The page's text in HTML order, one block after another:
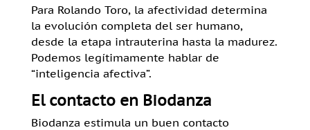
Para Rolando Toro, la afectividad determina
la evolución completa del ser humano,
desde la etapa intrauterina hasta la madurez.
Podemos legítimamente hablar de
“inteligencia afectiva”.
El contacto en Biodanza
Biodanza estimula un buen contacto